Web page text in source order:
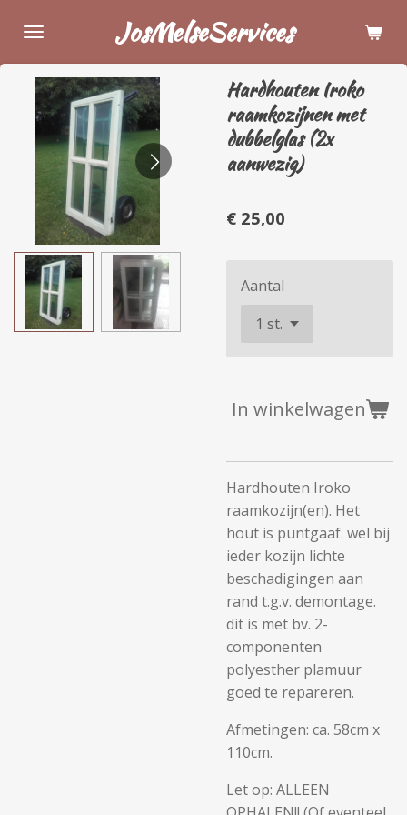
direct
naar
hoofdinhoud
JosMelseServices
Hardhouten Iroko
raamkozijnen met
dubbelglas (2x
aanwezig)
€ 25,00
Aantal
In winkelwagen
Hardhouten Iroko
raamkozijn(en). Het
hout is puntgaaf. wel bij
ieder kozijn lichte
beschadigingen aan
rand t.g.v. demontage.
dit is met bv. 2-
componenten
polyesther plamuur
goed te repareren.
Afmetingen: ca. 58cm x
110cm.
Let op: ALLEEN